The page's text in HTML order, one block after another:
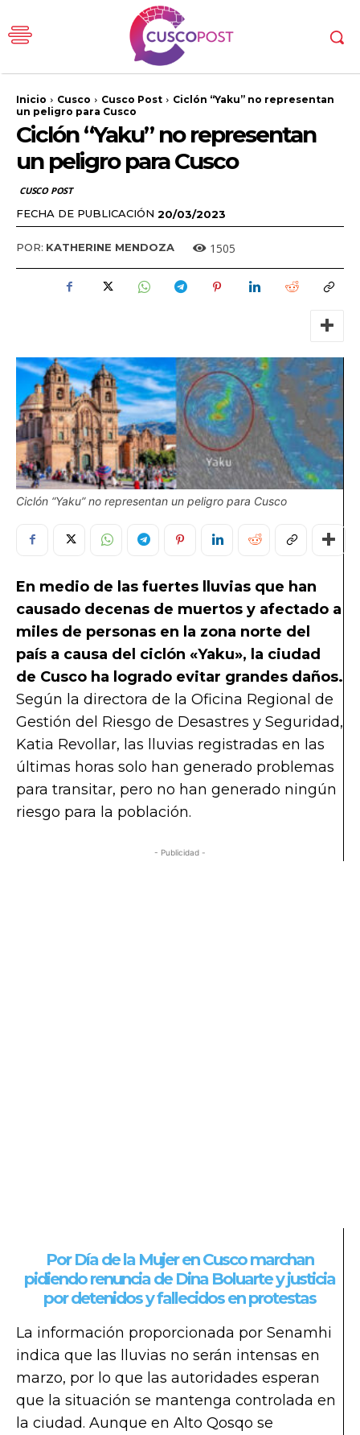
Inicio Cusco Cusco Post
Ciclón “Yaku” no representan
un peligro para Cusco
Ciclón “Yaku” no representan
un peligro para Cusco
CUSCO POST
FECHA DE PUBLICACIÓN 20/03/2023
POR: KATHERINE MENDOZA 1505
Ciclón “Yaku” no representan un peligro para Cusco
En medio de las fuertes lluvias que han
causado decenas de muertos y afectado a
miles de personas en la zona norte del
país a causa del ciclón «Yaku», la ciudad
de Cusco ha logrado evitar grandes daños.
Según la directora de la Oficina Regional de
Gestión del Riesgo de Desastres y Seguridad,
Katia Revollar, las lluvias registradas en las
últimas horas solo han generado problemas
para transitar, pero no han generado ningún
riesgo para la población.
- Publicidad -
Por Día de la Mujer en Cusco marchan
pidiendo renuncia de Dina Boluarte y justicia
por detenidos y fallecidos en protestas
La información proporcionada por Senamhi
indica que las lluvias no serán intensas en
marzo, por lo que las autoridades esperan
que la situación se mantenga controlada en
la ciudad. Aunque en Alto Qosqo se